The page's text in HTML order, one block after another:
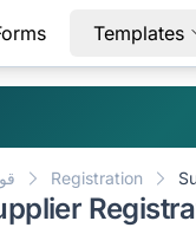
Templates
Registration